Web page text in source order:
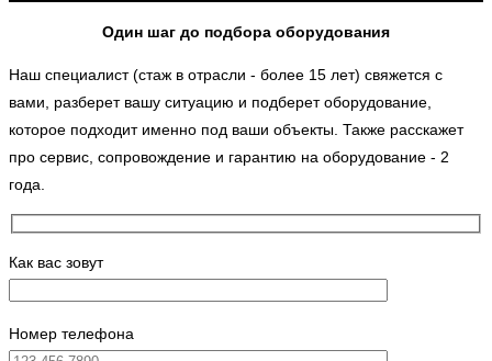
Один шаг до подбора оборудования
Наш специалист (стаж в отрасли - более 15 лет) свяжется с
вами, разберет вашу ситуацию и подберет оборудование,
которое подходит именно под ваши объекты. Также расскажет
про сервис, сопровождение и гарантию на оборудование - 2
года.
Как вас зовут
Номер телефона